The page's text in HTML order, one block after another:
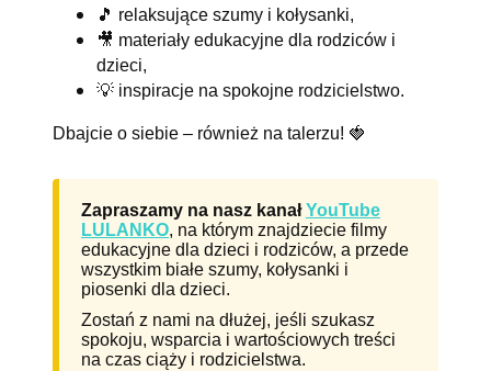
🎵 relaksujące szumy i kołysanki,
🎥 materiały edukacyjne dla rodziców i
dzieci,
💡 inspiracje na spokojne rodzicielstwo.
Dbajcie o siebie – również na talerzu! 🍓
Zapraszamy na nasz kanałYouTube
LULANKO, na którym znajdziecie filmy
edukacyjne dla dzieci i rodziców, a przede
wszystkim białe szumy, kołysanki i
piosenki dla dzieci.
Zostań z nami na dłużej, jeśli szukasz
spokoju, wsparcia i wartościowych treści
na czas ciąży i rodzicielstwa.